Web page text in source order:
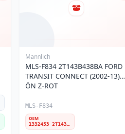
Mannlich
MLS-F834 2T143B438BA FORD
TRANSIT CONNECT (2002-13)
ÖN Z-ROT
MLS-F834
OEM
1332453 2T143B438BA 4367012 2T143B438BB 1525372 7T163B438AA W12T143B438BA